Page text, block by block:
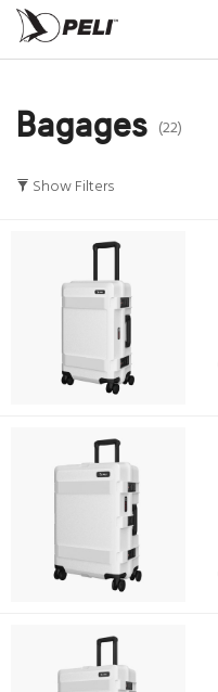
Bagages (22)
Show Filters